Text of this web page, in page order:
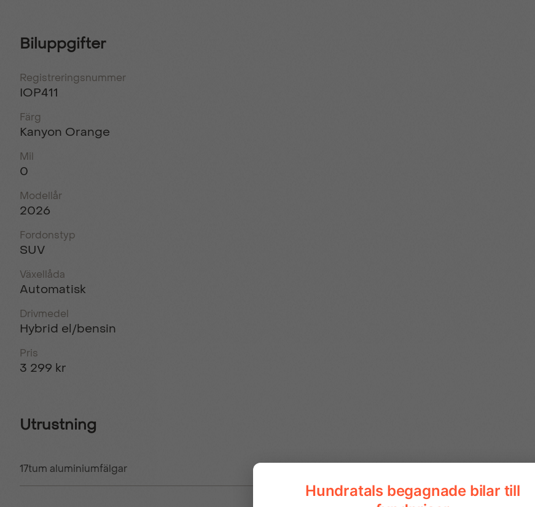
Biluppgifter
Registreringsnummer
IOP411
Färg
Kanyon Orange
Mil
0
Modellår
2026
Fordonstyp
SUV
Växellåda
Automatisk
Drivmedel
Hybrid el/bensin
Pris
3 299 kr
Utrustning
17tum aluminiumfälgar